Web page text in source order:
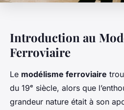
Introduction au
Ferroviaire
Le modélisme ferroviaire
du 19ᵉ siècle, alors que
grandeur nature était à son